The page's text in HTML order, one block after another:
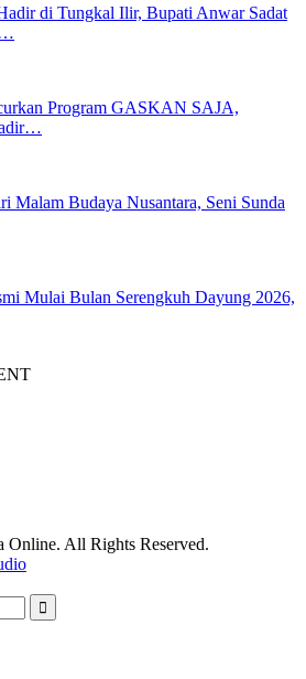
di Tungkal Ilir, Bupati Anwar Sadat
Program GASKAN SAJA,
Malam Budaya Nusantara, Seni Sunda
Mulai Bulan Serengkuh Dayung 2026,
All Rights Reserved.